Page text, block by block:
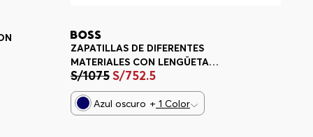
ZAPATILLAS DE DIFERENTES
MATERIALES CON LENGÜETA
TRASERA EN CONTRASTE
ZAPATILLAS HOMBRE
S/1075S/752.5
Azul oscuro + 1 Color